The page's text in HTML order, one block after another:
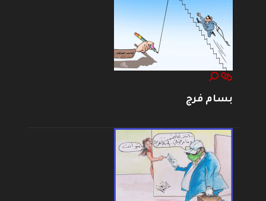
بسام فرج